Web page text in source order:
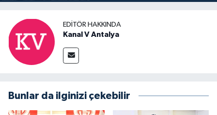
EDITÖR HAKKINDA
Kanal V Antalya
Bunlar da ilginizi çekebilir